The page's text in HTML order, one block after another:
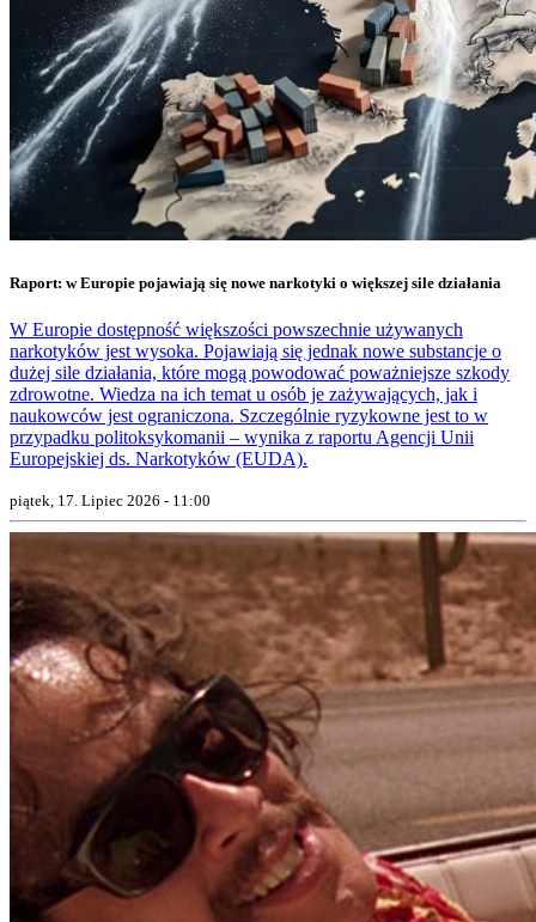
Raport: w Europie pojawiają się nowe narkotyki o większej sile działania
W Europie dostępność większości powszechnie używanych
narkotyków jest wysoka. Pojawiają się jednak nowe substancje o
dużej sile działania, które mogą powodować poważniejsze szkody
zdrowotne. Wiedza na ich temat u osób je zażywających, jak i
naukowców jest ograniczona. Szczególnie ryzykowne jest to w
przypadku politoksykomanii – wynika z raportu Agencji Unii
Europejskiej ds. Narkotyków (EUDA).
piątek, 17. Lipiec 2026 - 11:00